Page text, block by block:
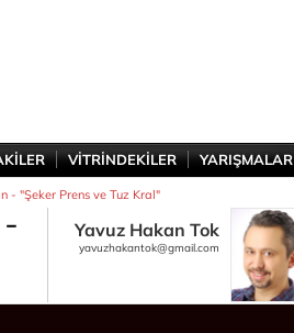
VİTRİNDEKİLER YARIŞMALAR
- "Şeker Prens ve Tuz Kral"
Yavuz Hakan Tok
yavuzhakantok@gmail.com